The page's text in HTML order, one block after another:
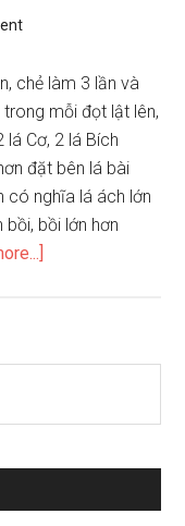
chẻ làm 3 lần và
mỗi đọt lật lên,
lá Cơ, 2 lá Bích
đặt bên lá bài
có nghĩa lá ách lớn
bồi, bồi lớn hơn
nhân
người
pháp